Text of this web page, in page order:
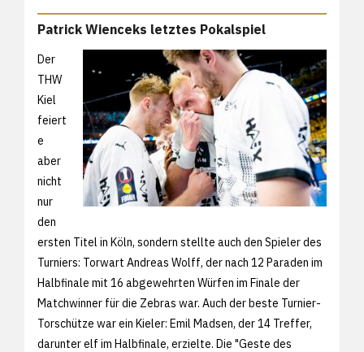
Patrick Wienceks letztes Pokalspiel
Der
THW
Kiel
feiert
e
aber
nicht
nur
den
ersten Titel in Köln, sondern stellte auch den Spieler des
Turniers: Torwart Andreas Wolff, der nach 12 Paraden im
Halbfinale mit 16 abgewehrten Würfen im Finale der
Matchwinner für die Zebras war. Auch der beste Turnier-
Torschütze war ein Kieler: Emil Madsen, der 14 Treffer,
darunter elf im Halbfinale, erzielte. Die "Geste des